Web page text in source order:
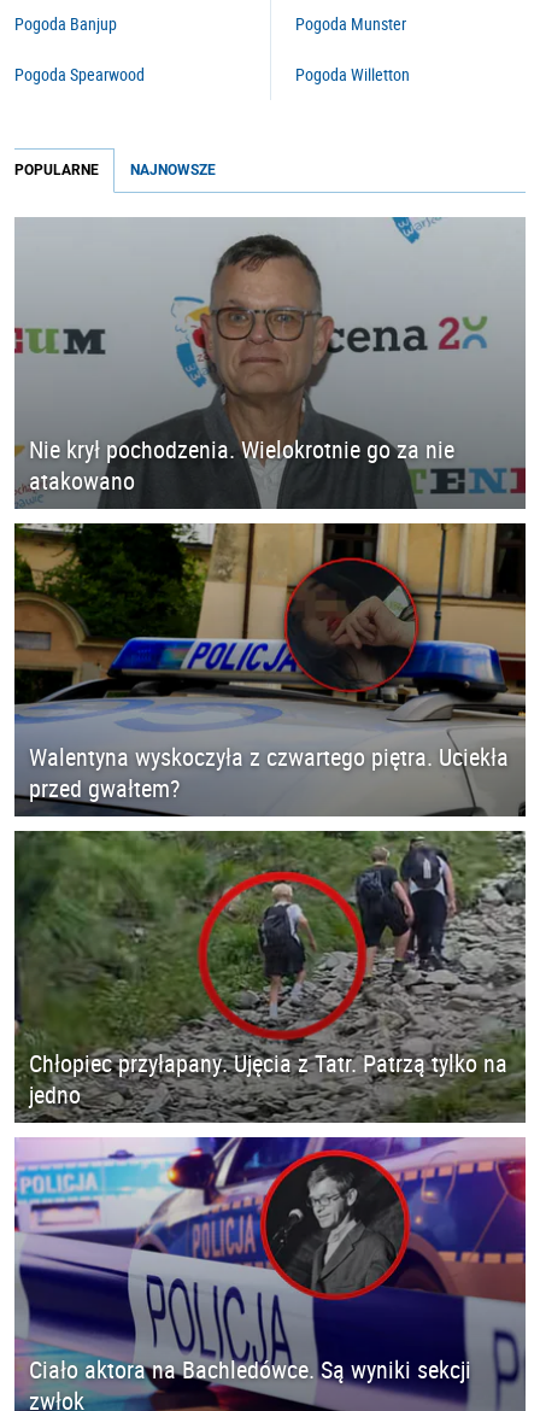
Pogoda Banjup
Pogoda Spearwood
Pogoda Munster
Pogoda Willetton
POPULARNE NAJNOWSZE
Nie krył pochodzenia. Wielokrotnie go za nie
atakowano
Walentyna wyskoczyła z czwartego piętra. Uciekła
przed gwałtem?
Chłopiec przyłapany. Ujęcia z Tatr. Patrzą tylko na
jedno
Ciało aktora na Bachledówce. Są wyniki sekcji
zwłok